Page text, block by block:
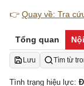
👉 Quay về: Tra
Tổng quan
Lưu Tìm từ
Tình trạng hiệu lực: